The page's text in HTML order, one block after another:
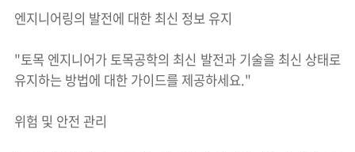
엔지니어링의 발전에 대한 최신 정보 유지
"토목 엔지니어가 토목공학의 최신 발전과 기술을 최신 상태로
유지하는 방법에 대한 가이드를 제공하세요."
위험 및 안전 관리